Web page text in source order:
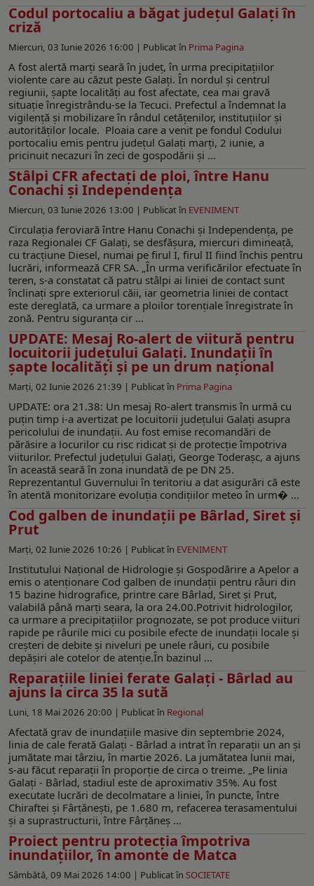
Codul portocaliu a băgat județul Galaţi în
criză
Miercuri, 03 Iunie 2026 16:00 | Publicat în Prima Pagina
A fost alertă marți seară în județ, în urma precipitațiilor
violente care au căzut peste Galați. În nordul și centrul
regiunii, șapte localități au fost afectate, cea mai gravă
situație înregistrându-se la Tecuci. Prefectul a îndemnat la
vigilență și mobilizare în rândul cetățenilor, instituțiilor și
autorităților locale. Ploaia care a venit pe fondul Codului
portocaliu emis pentru județul Galați marți, 2 iunie, a
pricinuit necazuri în zeci de gospodării și ...
Stâlpi CFR afectați de ploi, între Hanu
Conachi și Independența
Miercuri, 03 Iunie 2026 13:00 | Publicat în EVENIMENT
Circulația feroviară între Hanu Conachi și Independența, pe
raza Regionalei CF Galați, se desfășura, miercuri dimineață,
cu tracțiune Diesel, numai pe firul I, firul II fiind închis pentru
lucrări, informează CFR SA. „În urma verificărilor efectuate în
teren, s-a constatat că patru stâlpi ai liniei de contact sunt
înclinați spre exteriorul căii, iar geometria liniei de contact
este dereglată, ca urmare a ploilor torențiale înregistrate în
zonă. Pentru siguranța cir ...
UPDATE: Mesaj Ro-alert de viitură pentru
locuitorii județului Galați. Inundații în
șapte localități și pe un drum național
Marți, 02 Iunie 2026 21:39 | Publicat în Prima Pagina
UPDATE: ora 21.38: Un mesaj Ro-alert transmis în urmă cu
puțin timp i-a avertizat pe locuitorii județului Galați asupra
pericolului de inundații. Au fost emise recomandări de
părăsire a locurilor cu risc ridicat și de protecție împotriva
viiturilor. Prefectul județului Galați, George Toderașc, a ajuns
în această seară în zona inundată de pe DN 25.
Reprezentantul Guvernului în teritoriu a dat asigurări că este
în atentă monitorizare evoluția condițiilor meteo în urm� ...
Cod galben de inundații pe Bârlad, Siret și
Prut
Marți, 02 Iunie 2026 10:26 | Publicat în EVENIMENT
Institutului Național de Hidrologie și Gospodărire a Apelor a
emis o atenționare Cod galben de inundații pentru râuri din
15 bazine hidrografice, printre care Bârlad, Siret și Prut,
valabilă până marți seara, la ora 24.00.Potrivit hidrologilor,
ca urmare a precipitațiilor prognozate, se pot produce viituri
rapide pe râurile mici cu posibile efecte de inundații locale și
creșteri de debite și niveluri pe unele râuri, cu posibile
depășiri ale cotelor de atenție.În bazinul ...
Reparațiile liniei ferate Galați - Bârlad au
ajuns la circa 35 la sută
Luni, 18 Mai 2026 20:00 | Publicat în Regional
Afectată grav de inundațiile masive din septembrie 2024,
linia de cale ferată Galați - Bârlad a intrat în reparații un an și
jumătate mai târziu, în martie 2026. La jumătatea lunii mai,
s-au făcut reparații în proporție de circa o treime. „Pe linia
Galați - Bârlad, stadiul este de aproximativ 35%. Au fost
executate lucrări de decolmatare a liniei, în puncte, între
Chiraftei și Fârțănești, pe 1.680 m, refacerea terasamentului
și a suprastructurii, între Fârțăneș ...
Proiect pentru protecția împotriva
inundațiilor, în amonte de Matca
Sâmbătă, 09 Mai 2026 14:00 | Publicat în SOCIETATE